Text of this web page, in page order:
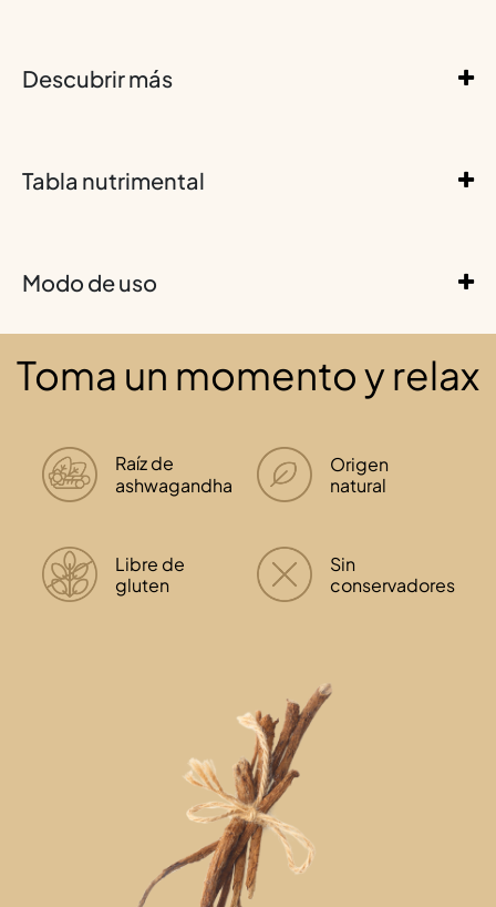
Descubrir más
Tabla nutrimental
Modo de uso
Toma un momento y relax
Raíz de
ashwagandha
Origen
natural
Libre de
gluten
Sin
conservadores